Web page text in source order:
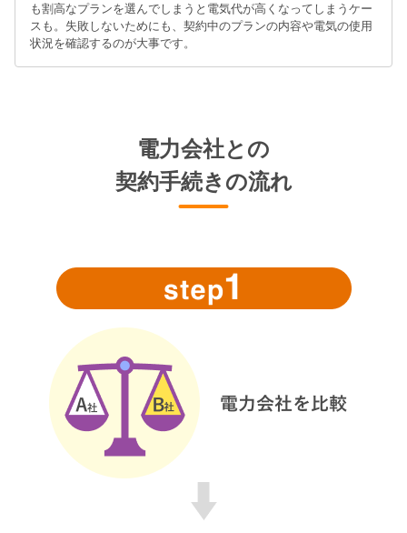
も割高なプランを選んでしまうと電気代が高くなってしまうケー
スも。失敗しないためにも、契約中のプランの内容や電気の使用
状況を確認するのが大事です。
電力会社との
契約手続きの流れ